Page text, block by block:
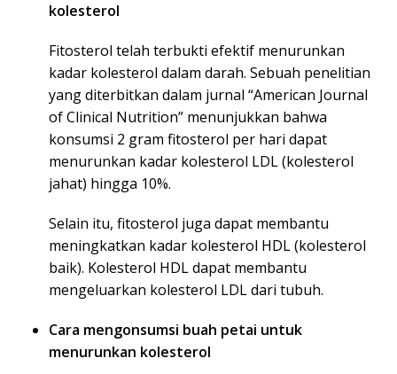
kolesterol
Fitosterol telah terbukti efektif menurunkan
kadar kolesterol dalam darah. Sebuah penelitian
yang diterbitkan dalam jurnal “American Journal
of Clinical Nutrition” menunjukkan bahwa
konsumsi 2 gram fitosterol per hari dapat
menurunkan kadar kolesterol LDL (kolesterol
jahat) hingga 10%.
Selain itu, fitosterol juga dapat membantu
meningkatkan kadar kolesterol HDL (kolesterol
baik). Kolesterol HDL dapat membantu
mengeluarkan kolesterol LDL dari tubuh.
Cara mengonsumsi buah petai untuk
menurunkan kolesterol